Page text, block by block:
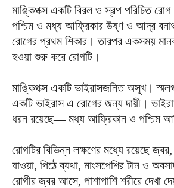
মাঙ্কিপক্স একটি বিরল ও স্বল্প পরিচিত
পশ্চিম ও মধ্য আফ্রিকার উষ্ণ ও আদ্র
রোগের প্রথম শিকার। তারপর একসময়
হওয়া শুরু করে রোগটি।
মাঙ্কিপক্স একটি ভাইরাসজনিত অসুখ।
একটি ভাইরাস এ রোগের জন্য দায়ী।
ধরন রয়েছে— মধ্য আফ্রিকান ও পশ্চিম
রোগটির বিভিন্ন লক্ষণের মধ্যে রয়েছে জ্বর,
যাওয়া, পিঠে ব্যথা, মাংসপেশির টান ও
রোগীর জ্বর আসে, পাশাপাশি শরীরে দেখা